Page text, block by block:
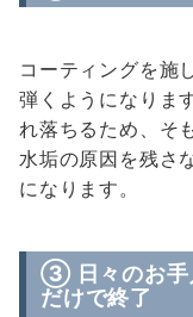
コーティングを施
弾くようになりま
れ落ちるため、そ
水垢の原因を残さ
になります。
③ 日々のお手
だけで終了